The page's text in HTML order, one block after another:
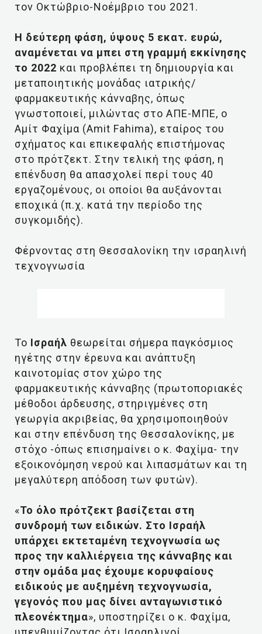
τον Οκτώβριο-Νοέμβριο του 2021.
Η δεύτερη φάση, ύψους 5 εκατ. ευρώ,
αναμένεται να μπει στη γραμμή εκκίνησης
το 2022 και προβλέπει τη δημιουργία και
μεταποιητικής μονάδας ιατρικής/
φαρμακευτικής κάνναβης, όπως
γνωστοποιεί, μιλώντας στο ΑΠΕ-ΜΠΕ, ο
Αμίτ Φαχίμα (Αmit Fahima), εταίρος του
σχήματος και επικεφαλής επιστήμονας
στο πρότζεκτ. Στην τελική της φάση, η
επένδυση θα απασχολεί περί τους 40
εργαζομένους, οι οποίοι θα αυξάνονται
εποχικά (π.χ. κατά την περίοδο της
συγκομιδής).
Φέρνοντας στη Θεσσαλονίκη την ισραηλινή
τεχνογνωσία
Το Ισραήλ θεωρείται σήμερα παγκόσμιος
ηγέτης στην έρευνα και ανάπτυξη
καινοτομίας στον χώρο της
φαρμακευτικής κάνναβης (πρωτοποριακές
μέθοδοι άρδευσης, στηριγμένες στη
γεωργία ακριβείας, θα χρησιμοποιηθούν
και στην επένδυση της Θεσσαλονίκης, με
στόχο -όπως επισημαίνει ο κ. Φαχίμα- την
εξοικονόμηση νερού και λιπασμάτων και τη
μεγαλύτερη απόδοση των φυτών).
«Το όλο πρότζεκτ βασίζεται στη
συνδρομή των ειδικών. Στο Ισραήλ
υπάρχει εκτεταμένη τεχνογνωσία ως
προς την καλλιέργεια της κάνναβης και
στην ομάδα μας έχουμε κορυφαίους
ειδικούς με αυξημένη τεχνογνωσία,
γεγονός που μας δίνει ανταγωνιστικό
πλεονέκτημα», υποστηρίζει ο κ. Φαχίμα,